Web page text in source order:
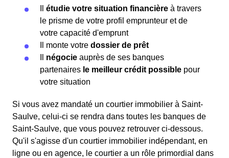
étudie votre situation financière à travers
le prisme de votre profil emprunteur et de
votre capacité d'emprunt
Il monte votre dossier de prêt
négocie auprès de ses banques
partenaires le meilleur crédit possible pour
votre situation
Si vous avez mandaté un courtier immobilier à Saint-
Saulve, celui-ci se rendra dans toutes les banques de
Saint-Saulve, que vous pouvez retrouver ci-dessous.
Qu'il s'agisse d'un courtier immobilier indépendant, en
ligne ou en agence, le courtier a un rôle primordial dans